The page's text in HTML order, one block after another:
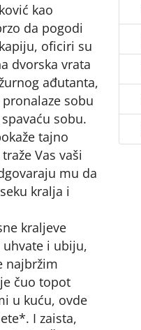
kao
da pogodi
oficiri su
dvorska vrata
ađutanta,
sobu
sobu.
tajno
Vas vaši
mu da
kralja i
kraljeve
i ubiju,
najbržim
čuo topot
u kuću, ovde
I zaista,